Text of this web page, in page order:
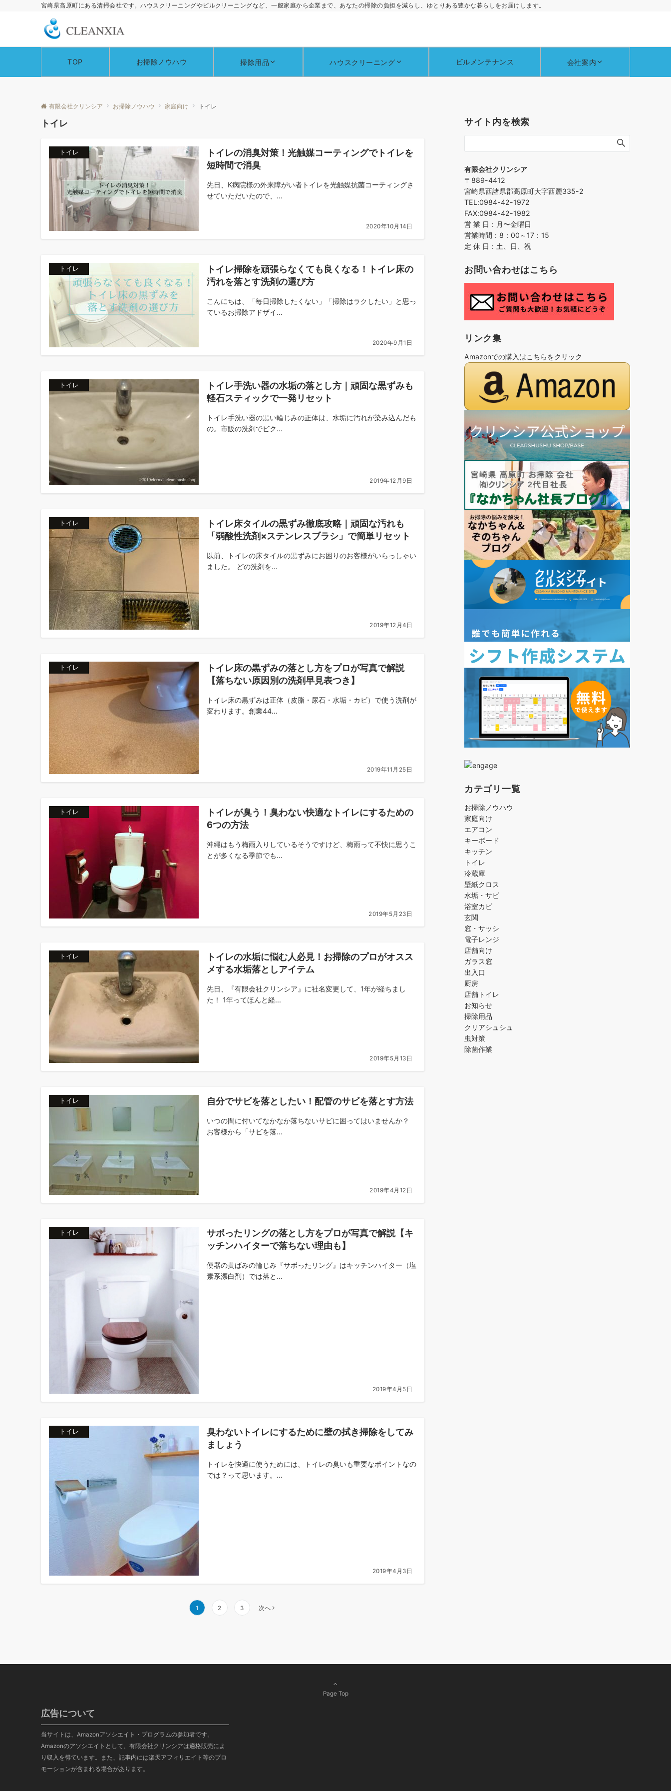
宮崎県高原町にある清掃会社です。ハウスクリーニングやビルクリーニングなど、一般家庭から企業まで、あなたの掃除の負担を減らし、ゆとりある豊かな暮らしをお届けします。
TOP お掃除ノウハウ 掃除用品 ハウスクリーニング ビルメンテナンス 会社案内
有限会社クリンシア お掃除ノウハウ 家庭向け トイレ
トイレ
トイレ
トイレの消臭対策！光触媒コーティングでトイレを
短時間で消臭
先日、K病院様の外来障がい者トイレを光触媒抗菌コーティングさ
せていただいたので、...
2020年10月14日
トイレ
トイレ掃除を頑張らなくても良くなる！トイレ床の
汚れを落とす洗剤の選び方
こんにちは、「毎日掃除したくない」「掃除はラクしたい」と思っ
ているお掃除アドザイ...
2020年9月1日
トイレ
トイレ手洗い器の水垢の落とし方｜頑固な黒ずみも
軽石スティックで一発リセット
トイレ手洗い器の黒い輪じみの正体は、水垢に汚れが染み込んだも
の。市販の洗剤でビク...
2019年12月9日
トイレ
トイレ床タイルの黒ずみ徹底攻略｜頑固な汚れも
「弱酸性洗剤×ステンレスブラシ」で簡単リセット
以前、トイレの床タイルの黒ずみにお困りのお客様がいらっしゃい
ました。 どの洗剤を...
2019年12月4日
トイレ
トイレ床の黒ずみの落とし方をプロが写真で解説
【落ちない原因別の洗剤早見表つき】
トイレ床の黒ずみは正体（皮脂・尿石・水垢・カビ）で使う洗剤が
変わります。創業44...
2019年11月25日
トイレ
トイレが臭う！臭わない快適なトイレにするための
6つの方法
沖縄はもう梅雨入りしているそうですけど、梅雨って不快に思うこ
とが多くなる季節でも...
2019年5月23日
トイレ
トイレの水垢に悩む人必見！お掃除のプロがオスス
メする水垢落としアイテム
先日、『有限会社クリンシア』に社名変更して、1年が経ちまし
た！ 1年ってほんと経...
2019年5月13日
トイレ 自分でサビを落としたい！配管のサビを落とす方法
いつの間に付いてなかなか落ちないサビに困ってはいませんか？
お客様から「サビを落...
2019年4月12日
トイレ
サボったリングの落とし方をプロが写真で解説【キ
ッチンハイターで落ちない理由も】
便器の黄ばみの輪じみ『サボったリング』はキッチンハイター（塩
素系漂白剤）では落と...
2019年4月5日
トイレ
臭わないトイレにするために壁の拭き掃除をしてみ
ましょう
トイレを快適に使うためには、トイレの臭いも重要なポイントなの
では？って思います。...
2019年4月3日
ジ
1 2 3 次へ
サイト内を検索
有限会社クリンシア
〒889-4412
宮崎県西諸県郡高原町大字西麓335-2
TEL:0984-42-1972
FAX:0984-42-1982
営 業 日：月〜金曜日
営業時間：8：00～17：15
定 休 日：土、日、祝
お問い合わせはこちら
リンク集
Amazonでの購入はこちらをクリック
カテゴリ一覧
お掃除ノウハウ
家庭向け
エアコン
キーボード
キッチン
トイレ
冷蔵庫
壁紙クロス
水垢・サビ
浴室カビ
玄関
窓・サッシ
電子レンジ
店舗向け
ガラス窓
出入口
厨房
店舗トイレ
お知らせ
掃除用品
クリアシュシュ
虫対策
除菌作業
Page Top
広告について
当サイトは、Amazonアソシエイト・プログラムの参加者です。
Amazonのアソシエイトとして、有限会社クリンシアは適格販売によ
り収入を得ています。また、記事内には楽天アフィリエイト等のプロ
モーションが含まれる場合があります。